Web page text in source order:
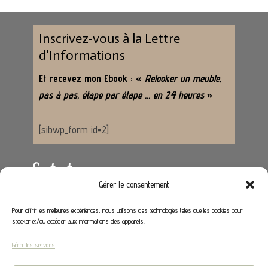
Gérer le consentement
Pour offrir les meilleures expériences, nous utilisons des technologies telles que les cookies pour
stocker et/ou accéder aux informations des appareils.
Gérer les services
Inscrivez-vous à la Lettre
d’Informations
Et recevez mon Ebook : « Relooker un meuble,
pas à pas, étape par étape … en 24 heures »
[sibwp_form id=2]
Contact
contact@stephaniedeco.fr